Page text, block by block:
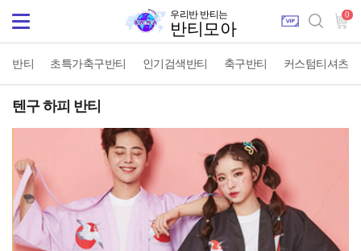
Toggle
navigation
0
우리반 반티는
반티모아
반티 초특가축구반티 인기검색반티 축구반티 커스텀티셔츠
텐구 하피 반티